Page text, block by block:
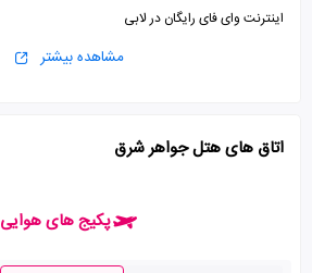
اینترنت وای فای رایگان در لابی
مشاهده بیشتر
اتاق های هتل جواهر شرق
پکیج های هوایی